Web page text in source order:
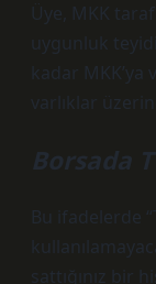
Üye, MKK
uygunluk
kadar MKK’ya
varlıklar
Borsada
Bu ifadelerde
sattığınız bir